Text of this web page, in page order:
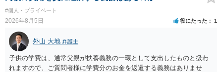
容を述べた場合は、捜査はあるかもしれません。 ただし、捜査におい
て、真実を説明すれば、「ちゃんと返しなさいよ」程度の注意で済む
ことだと思われます。 また、返せるお金が無いのであれば、返せない
のは致し方ありません。真摯に分割して支払うことを相手に告げてい
くのみでしょう。 以上、ご参考まで。
#個人・プライベート
2026年8月5日 役にたった 1
外山 大地 弁護士
子供の学費は、通常父親が扶養義務の一環として支出したものと扱わ
れますので、ご質問者様に学費分のお金を返還する義務はありませ